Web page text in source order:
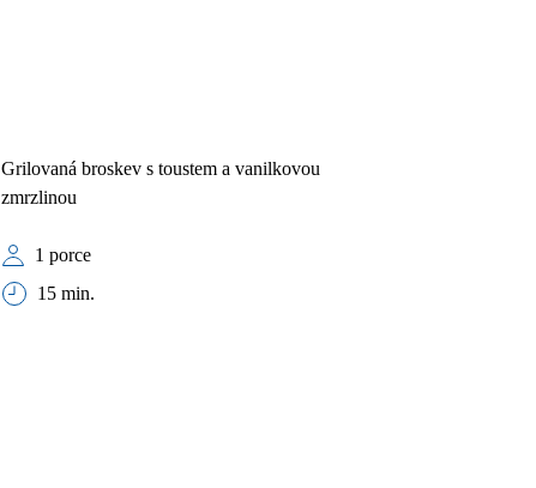
Grilovaná broskev s toustem a vanilkovou
zmrzlinou
1 porce
15 min.